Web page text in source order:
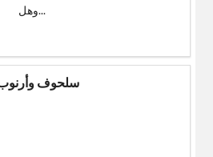
وهل...